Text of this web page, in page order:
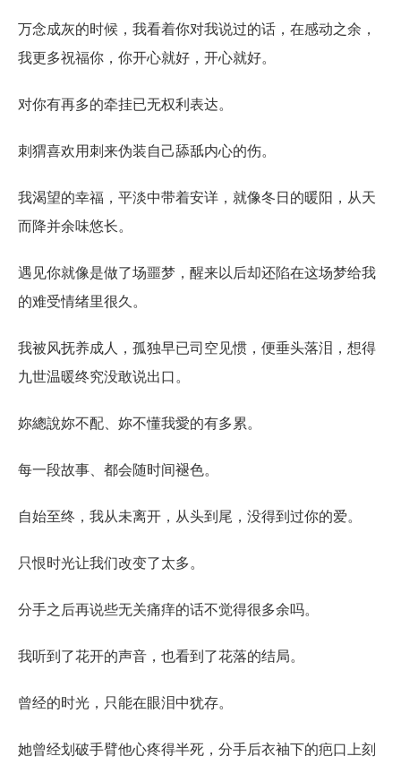
万念成灰的时候，我看着你对我说过的话，在感动之余，
我更多祝福你，你开心就好，开心就好。
对你有再多的牵挂已无权利表达。
刺猬喜欢用刺来伪装自己舔舐内心的伤。
我渴望的幸福，平淡中带着安详，就像冬日的暖阳，从天
而降并余味悠长。
遇见你就像是做了场噩梦，醒来以后却还陷在这场梦给我
的难受情绪里很久。
我被风抚养成人，孤独早已司空见惯，便垂头落泪，想得
九世温暖终究没敢说出口。
妳總說妳不配、妳不懂我愛的有多累。
每一段故事、都会随时间褪色。
自始至终，我从未离开，从头到尾，没得到过你的爱。
只恨时光让我们改变了太多。
分手之后再说些无关痛痒的话不觉得很多余吗。
我听到了花开的声音，也看到了花落的结局。
曾经的时光，只能在眼泪中犹存。
她曾经划破手臂他心疼得半死，分手后衣袖下的疤口上刻